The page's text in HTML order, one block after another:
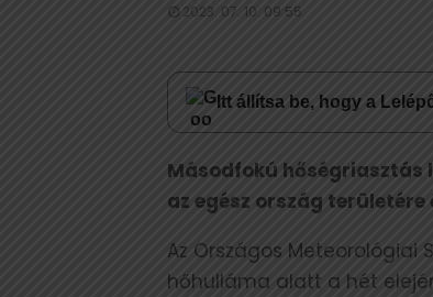
2023. 07. 10. 09:55
Itt állítsa be, hogy a
Másodfokú hőségriasztás
az egész ország
Az Országos Meteorológiai
hőhulláma alatt a hét